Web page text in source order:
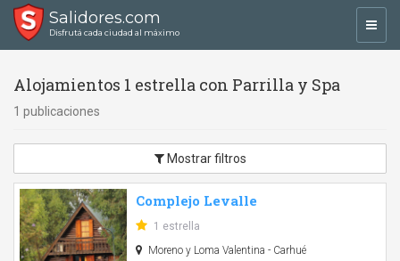
Salidores.com
Disfrutá cada ciudad al máximo
Alojamientos 1 estrella con Parrilla y Spa
1 publicaciones
Mostrar filtros
Complejo Levalle
1 estrella
Moreno y Loma Valentina - Carhué